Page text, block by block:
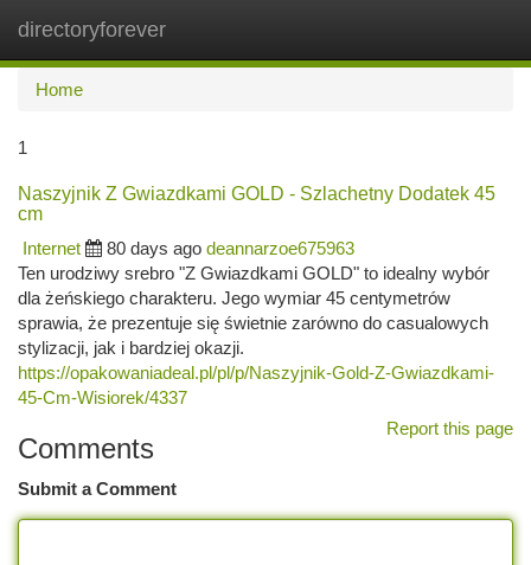
directoryforever
Home
1
Naszyjnik Z Gwiazdkami GOLD - Szlachetny Dodatek 45
cm
Internet
80 days ago deannarzoe675963
Ten urodziwy srebro "Z Gwiazdkami GOLD" to idealny wybór
dla żeńskiego charakteru. Jego wymiar 45 centymetrów
sprawia, że prezentuje się świetnie zarówno do casualowych
stylizacji, jak i bardziej okazji.
https://opakowaniadeal.pl/pl/p/Naszyjnik-Gold-Z-Gwiazdkami-
45-Cm-Wisiorek/4337
Report this page
Comments
Submit a Comment